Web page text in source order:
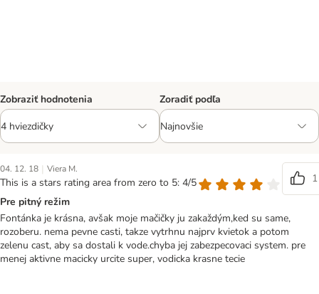
Zobraziť hodnotenia Zoradiť podľa
04. 12. 18 | Viera M.
This is a stars rating area from zero to 5: 4/5
1
Pre pitný režim
Fontánka je krásna, avšak moje mačičky ju zakaždým,ked su same,
rozoberu. nema pevne casti, takze vytrhnu najprv kvietok a potom
zelenu cast, aby sa dostali k vode.chyba jej zabezpecovaci system. pre
menej aktivne macicky urcite super, vodicka krasne tecie